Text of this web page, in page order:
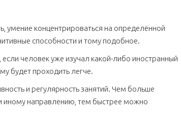
часа
умение концентрироваться на определённой
способности и тому подобное.
человек уже изучал какой-либо иностранный
будет проходить легче.
и регулярность занятий. Чем больше
иному направлению, тем быстрее можно